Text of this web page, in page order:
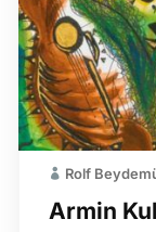
Armin
Rolf